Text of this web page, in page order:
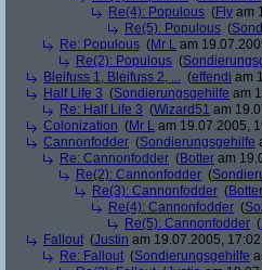
Re(4): Populous (Fly am
Re(5): Populous (
Re: Populous (Mr L am
Re(2): Populous (
Bleifuss 1, Bleifuss 2, ... (effendi am
Half Life 3 (Sondierungsgehilfe am
Re: Half Life 3 (Wizard51 am
Colonization (Mr L am 19.07.2005,
Cannonfodder (Sondierungsgehilfe
Re: Cannonfodder (Botter am
Re(2): Cannonfodder (
Re(3): Cannonfodder (Botter
Re(4): Cannonfodder (
Re(5): Cannonfodder (
Fallout (Justin am 19.07.2005,
Re: Fallout (Sondierungsgehilfe